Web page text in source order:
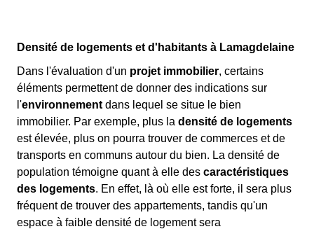
Densité de logements et d'habitants à Lamagdelaine
Dans l'évaluation d'un projet immobilier, certains
éléments permettent de donner des indications sur
l'environnement dans lequel se situe le bien
immobilier. Par exemple, plus la densité de logements
est élevée, plus on pourra trouver de commerces et de
transports en communs autour du bien. La densité de
population témoigne quant à elle des caractéristiques
des logements. En effet, là où elle est forte, il sera plus
fréquent de trouver des appartements, tandis qu'un
espace à faible densité de logement sera